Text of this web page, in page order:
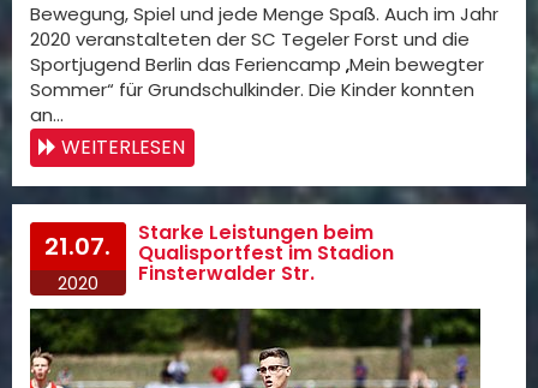
Bewegung, Spiel und jede Menge Spaß. Auch im Jahr
2020 veranstalteten der SC Tegeler Forst und die
Sportjugend Berlin das Feriencamp „Mein bewegter
Sommer“ für Grundschulkinder. Die Kinder konnten
an…
WEITERLESEN
21.07.
2020
Starke Leistungen beim
Qualisportfest im Stadion
Finsterwalder Str.